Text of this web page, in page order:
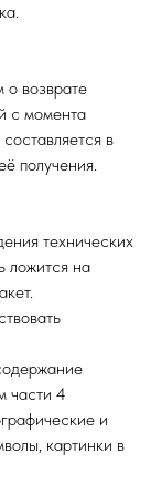
о возврате
с момента
в
получения.
технических
ложится на
части 4
и
картинки в